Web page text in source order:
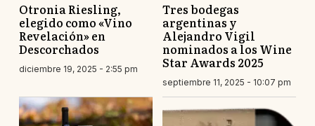
Otronia Riesling,
elegido como «Vino
Revelación» en
Descorchados
diciembre 19, 2025 - 2:55 pm
Tres bodegas
argentinas y
Alejandro Vigil
nominados a los Wine
Star Awards 2025
septiembre 11, 2025 - 10:07 pm